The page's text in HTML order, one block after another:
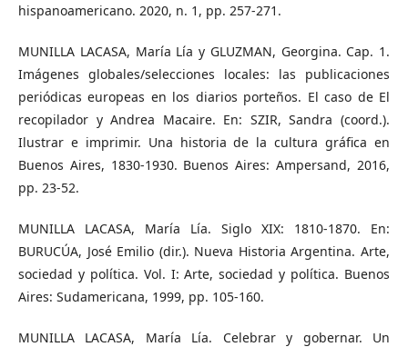
hispanoamericano. 2020, n. 1, pp. 257-271.
MUNILLA LACASA, María Lía y GLUZMAN, Georgina. Cap. 1.
Imágenes globales/selecciones locales: las publicaciones
periódicas europeas en los diarios porteños. El caso de El
recopilador y Andrea Macaire. En: SZIR, Sandra (coord.).
Ilustrar e imprimir. Una historia de la cultura gráfica en
Buenos Aires, 1830-1930. Buenos Aires: Ampersand, 2016,
pp. 23-52.
MUNILLA LACASA, María Lía. Siglo XIX: 1810-1870. En:
BURUCÚA, José Emilio (dir.). Nueva Historia Argentina. Arte,
sociedad y política. Vol. I: Arte, sociedad y política. Buenos
Aires: Sudamericana, 1999, pp. 105-160.
MUNILLA LACASA, María Lía. Celebrar y gobernar. Un